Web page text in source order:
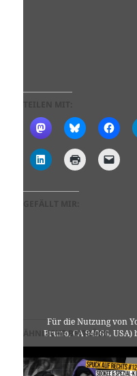
Für die Nutzung von
Bruno, CA 94066,
Es werden seitens
verarbeitet und
ÄHNLICHE BEITRÄGE